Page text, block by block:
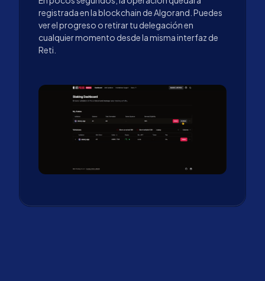
registrada en la blockchain de Algorand. Puedes
ver el progreso o retirar tu delegación en
cualquier momento desde la misma interfaz de
Reti.